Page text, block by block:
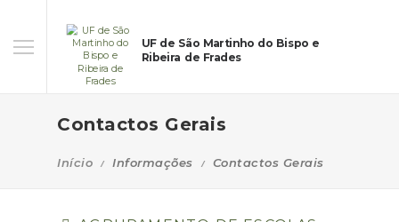
UF de São Martinho do Bispo e
Ribeira de Frades
Contactos Gerais
Início Informações Contactos Gerais